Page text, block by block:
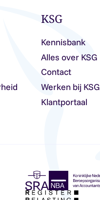
KSG
Kennisbank
Alles over KSG
Contact
Werken bij KSG
Klantportaal